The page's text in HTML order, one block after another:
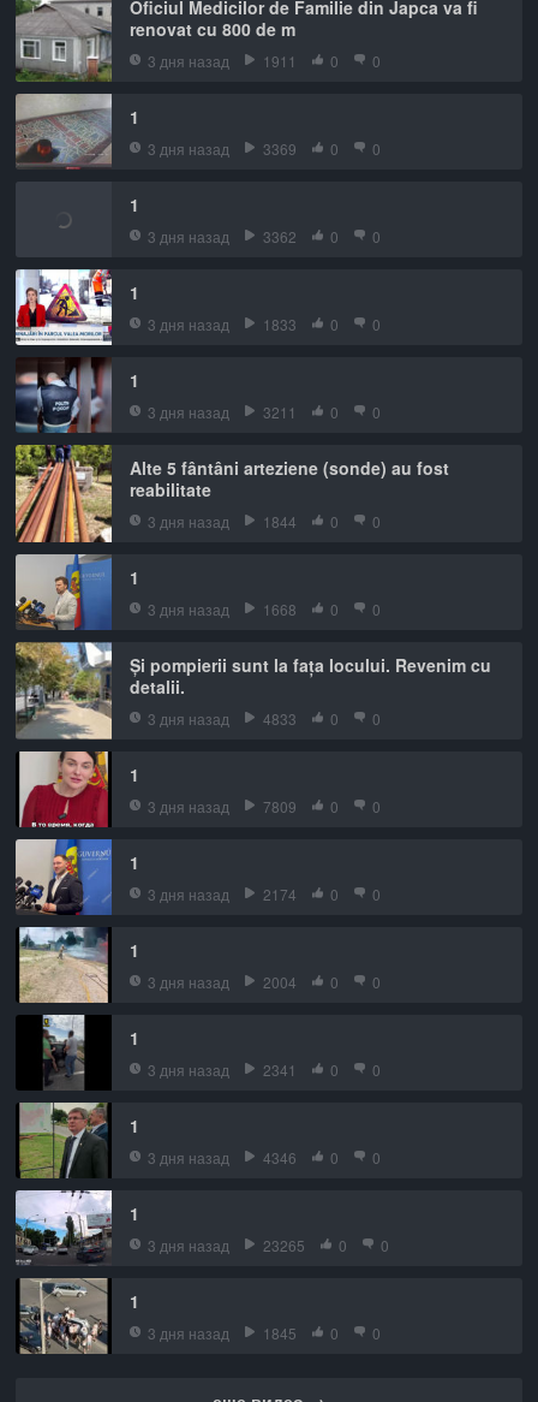
Oficiul Medicilor de Familie din Japca va fi
renovat cu 800 de m
3 дня назад 1911 0 0
1
3 дня назад 3369 0 0
1
3 дня назад 3362 0 0
1
3 дня назад 1833 0 0
1
3 дня назад 3211 0 0
Alte 5 fântâni arteziene (sonde) au fost
reabilitate
3 дня назад 1844 0 0
1
3 дня назад 1668 0 0
Și pompierii sunt la fața locului. Revenim cu
detalii.
3 дня назад 4833 0 0
1
3 дня назад 7809 0 0
1
3 дня назад 2174 0 0
1
3 дня назад 2004 0 0
1
3 дня назад 2341 0 0
1
3 дня назад 4346 0 0
1
3 дня назад 23265 0 0
1
3 дня назад 1845 0 0